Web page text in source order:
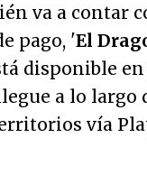
va a contar
pago, 'El
disponible en
a lo largo
vía